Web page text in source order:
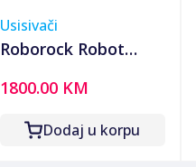
Usisivači
Roborock Robot
stanicom za
pražnjenje,
1800.00 KM
Dodaj u korpu